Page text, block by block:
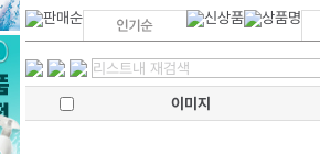
이미지